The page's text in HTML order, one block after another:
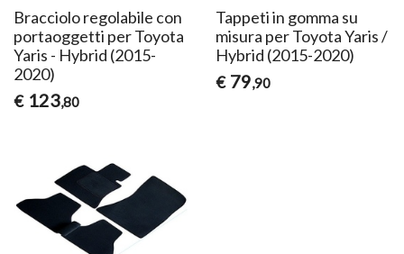
Bracciolo regolabile con
portaoggetti per Toyota
Yaris - Hybrid (2015-
2020)
€ 123,80
Tappeti in gomma su
misura per Toyota Yaris /
Hybrid (2015-2020)
€ 79,90